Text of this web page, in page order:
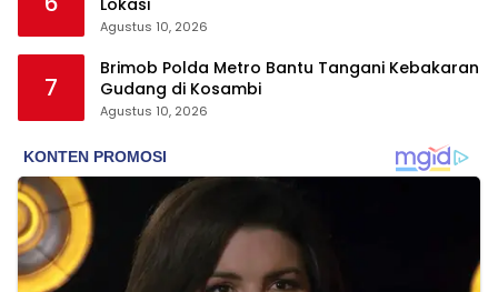
Agustus 10, 2026
7
Brimob Polda Metro Bantu Tangani Kebakaran
Gudang di Kosambi
Agustus 10, 2026